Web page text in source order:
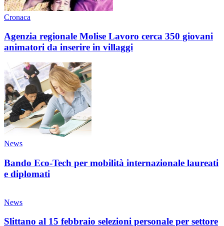
Cronaca
Agenzia regionale Molise Lavoro cerca 350 giovani
animatori da inserire in villaggi
News
Bando Eco-Tech per mobilità internazionale laureati
e diplomati
News
Slittano al 15 febbraio selezioni personale per settore